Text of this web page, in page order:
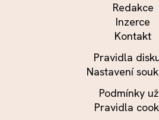
Redakce
Inzerce
Kontakt
Pravidla
Nastavení
Podmínky
Pravidla